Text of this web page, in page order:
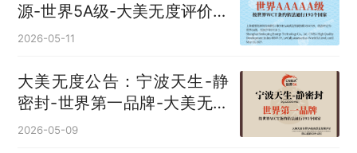
源-世界5A级-大美无度评价通
193国
2026-05-11
大美无度公告：宁波天生-静
密封‌-世界第一品牌-大美无度
评价通193国
2026-05-09